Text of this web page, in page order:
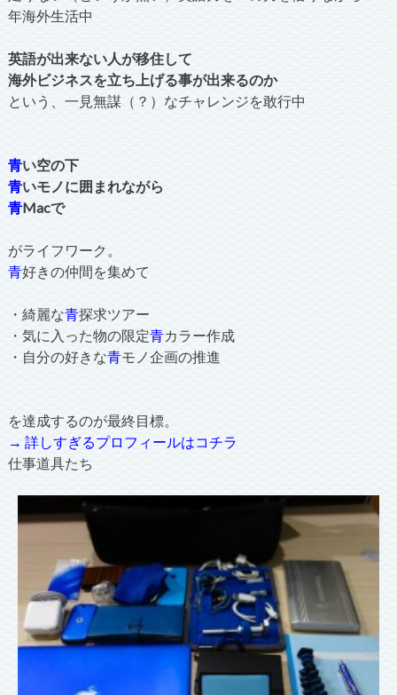
年海外生活中
英語が出来ない人が移住して
海外ビジネスを立ち上げる事が出来るのか
という、一見無謀（？）なチャレンジを敢行中
青い空の下
青いモノに囲まれながら
青Macで
がライフワーク。
青好きの仲間を集めて
・綺麗な青探求ツアー
・気に入った物の限定青カラー作成
・自分の好きな青モノ企画の推進
を達成するのが最終目標。
→ 詳しすぎるプロフィールはコチラ
仕事道具たち